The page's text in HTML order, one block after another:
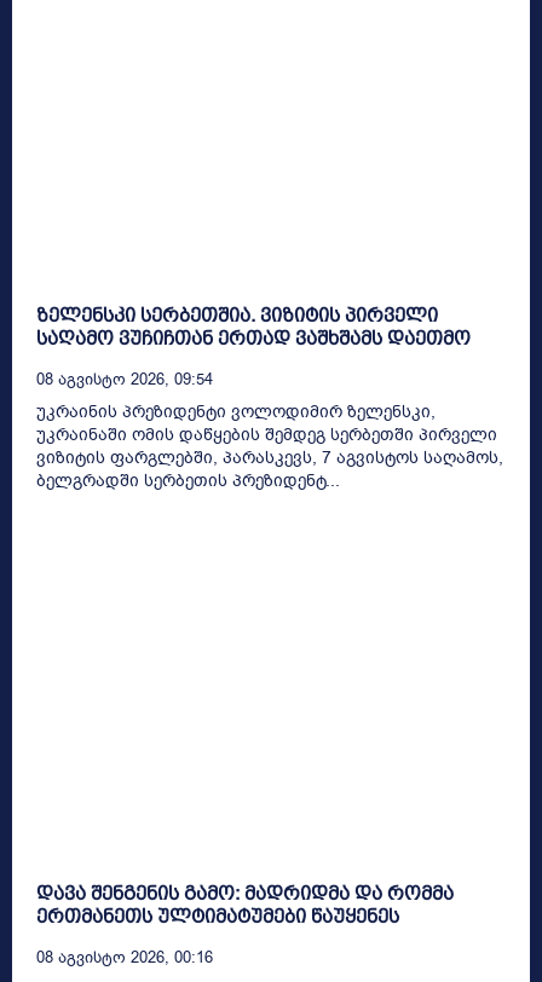
ზელენსკი სერბეთშია. ვიზიტის პირველი
საღამო ვუჩიჩთან ერთად ვაშხშამს დაეთმო
08 Აგვისტო 2026, 09:54
უკრაინის პრეზიდენტი ვოლოდიმირ ზელენსკი,
უკრაინაში ომის დაწყების შემდეგ სერბეთში პირველი
ვიზიტის ფარგლებში, პარასკევს, 7 აგვისტოს საღამოს,
ბელგრადში სერბეთის პრეზიდენტ...
დავა შენგენის გამო: მადრიდმა და რომმა
ერთმანეთს ულტიმატუმები წაუყენეს
08 Აგვისტო 2026, 00:16